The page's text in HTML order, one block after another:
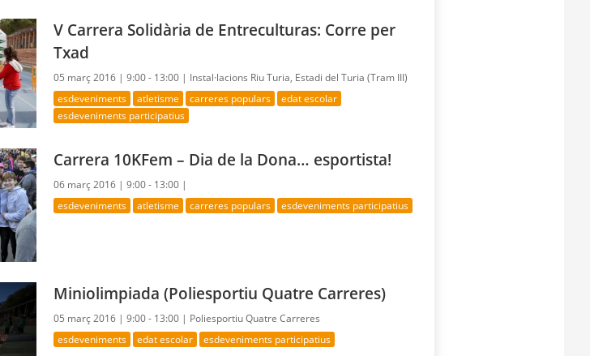
V Carrera Solidària de Entreculturas: Corre per
Txad
05 març 2016 |9:00 - 13:00 | Instal·lacions Riu Turia, Estadi del Turia (Tram III)
esdeveniments atletisme carreres populars
edat escolar
esdeveniments participatius
Carrera 10KFem – Dia de la Dona… esportista!
06 març 2016 |9:00 - 13:00 |
esdeveniments atletisme carreres populars esdeveniments participatius
Miniolimpiada (Poliesportiu Quatre Carreres)
05 març 2016 |9:00 - 13:00 | Poliesportiu Quatre Carreres
esdeveniments edat escolar esdeveniments participatius